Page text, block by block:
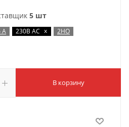
5 шт
А 230В AC x 2НО
В корзину